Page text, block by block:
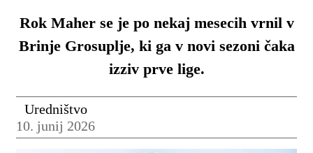
Rok Maher se je po nekaj mesecih vrnil v
Brinje Grosuplje, ki ga v novi sezoni čaka
izziv prve lige.
Uredništvo
10. junij 2026